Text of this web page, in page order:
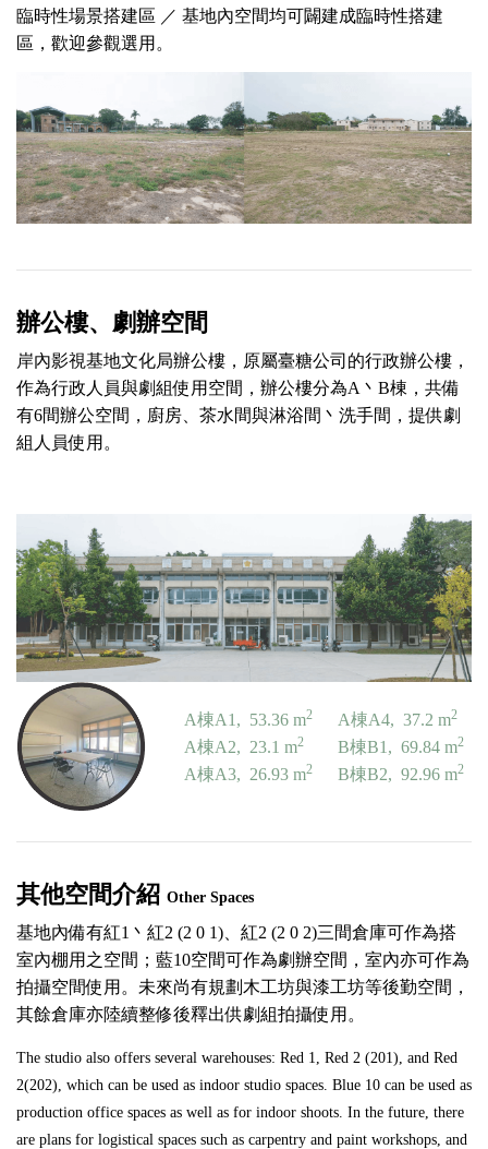
臨時性場景搭建區 ／ 基地內空間均可闢建成臨時性搭建
區，歡迎參觀選用。
辦公樓、劇辦空間
岸內影視基地文化局辦公樓，原屬臺糖公司的行政辦公樓，
作為行政人員與劇組使用空間，辦公樓分為A丶B棟，共備
有6間辦公空間，廚房、茶水間與淋浴間丶洗手間，提供劇
組人員使用。
A棟A1, 53.36 m2
A棟A2, 23.1 m2
A棟A3, 26.93 m2
A棟A4, 37.2 m2
B棟B1, 69.84 m2
B棟B2, 92.96 m2
其他空間介紹 Other Spaces
基地內備有紅1丶紅2 (2 0 1)、紅2 (2 0 2)三間倉庫可作為搭
室內棚用之空間；藍10空間可作為劇辦空間，室內亦可作為
拍攝空間使用。未來尚有規劃木工坊與漆工坊等後勤空間，
其餘倉庫亦陸續整修後釋出供劇組拍攝使用。
The studio also offers several warehouses: Red 1, Red 2 (201), and Red
2(202), which can be used as indoor studio spaces. Blue 10 can be used as
production office spaces as well as for indoor shoots. In the future, there
are plans for logistical spaces such as carpentry and paint workshops, and